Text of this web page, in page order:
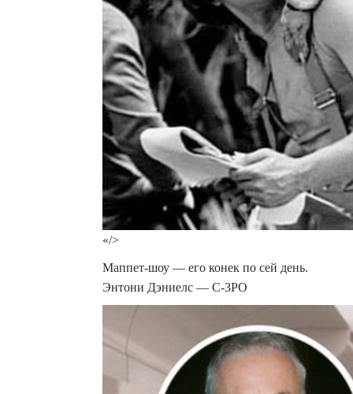
«/>
Маппет-шоу — его конек по сей день.
Энтони Дэниелс — С-3PO